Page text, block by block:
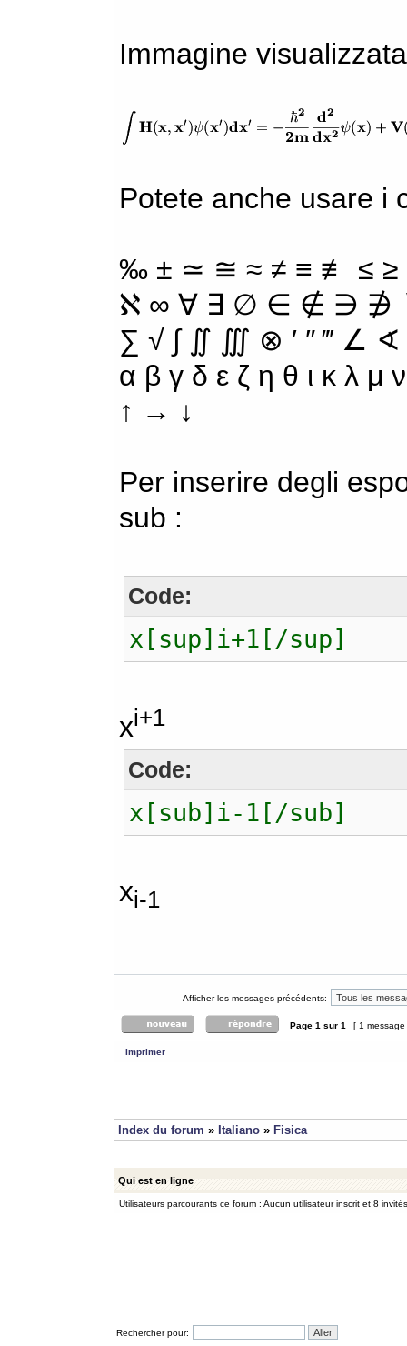
Immagine
Potete anche usare i
‰ ± ≃ ≅ ≈ ≠ ≡ ≢ ≤
ℵ ∞ ∀ ∃ ∅ ∈ ∉ ∋ ∌
∑ √ ∫ ∬ ∭ ⊗ ′ ″ ‴ ∠
α β γ δ ε ζ η θ ι κ λ
↑ → ↓
Per inserire degli
sub :
Code:
x[sup]i+1[/sup]
xi+1
Code:
x[sub]i-1[/sub]
xi-1
Afficher les messages précédents:
Page 1 sur 1 [ 1
Imprimer
Index du forum » Italiano » Fisica
Qui est en ligne
Utilisateurs parcourants ce forum : Aucun utilisateur inscrit et 8 invités
Rechercher pour: